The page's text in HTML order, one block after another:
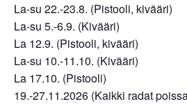
La-su 22.-23.8. (Pistooli, kivääri)
La-su 5.-6.9. (Kivääri)
La 12.9. (Pistooli, kivääri)
La-su 10.-11.10. (Kivääri)
La 17.10. (Pistooli)
19.-27.11.2026 (Kaikki radat